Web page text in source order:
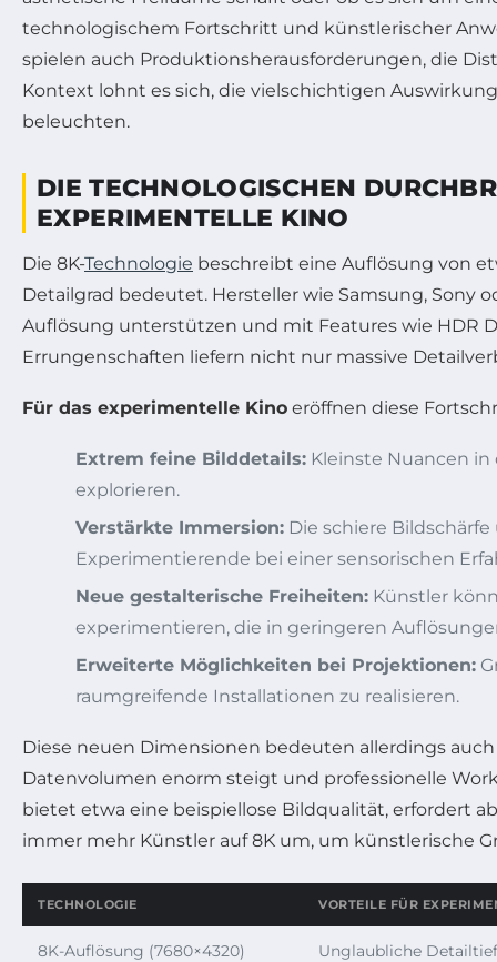
technologischem Fortschritt und künstlerischer
spielen auch Produktionsherausforderungen, die
Kontext lohnt es sich, die vielschichtigen
beleuchten.
DIE TECHNOLOGISCHEN
EXPERIMENTELLE KINO
Die 8K-Technologie beschreibt eine Auflösung von
Detailgrad bedeutet. Hersteller wie Samsung, Sony
Auflösung unterstützen und mit Features wie HDR
Errungenschaften liefern nicht nur massive
Für das experimentelle Kino eröffnen diese
Extrem feine Bilddetails: Kleinste Nuancen
explorieren.
Verstärkte Immersion: Die schiere
Experimentierende bei einer sensorischen
Neue gestalterische Freiheiten: Künstler
experimentieren, die in geringeren
Erweiterte Möglichkeiten bei Projektionen:
raumgreifende Installationen zu realisieren.
Diese neuen Dimensionen bedeuten allerdings
Datenvolumen enorm steigt und professionelle
bietet etwa eine beispiellose Bildqualität, erfordert
immer mehr Künstler auf 8K um, um künstlerische
TECHNOLOGIE VORTEILE FÜR
8K-Auflösung (7680×4320) Unglaubliche